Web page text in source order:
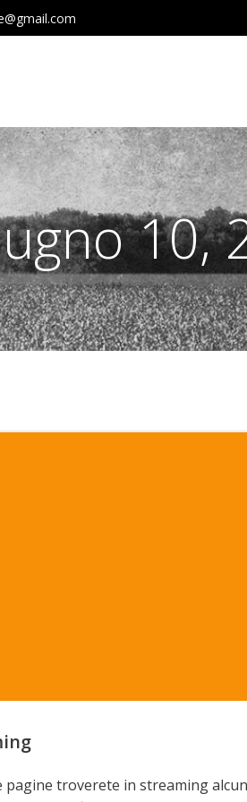
10,
pagine troverete in streaming